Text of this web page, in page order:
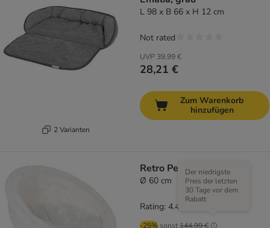
2 Varianten
L 98 x B 66 x H 12 cm
UVP 39,99 €
28,21 €
Not rated
Zum Warenkorb
hinzufügen
Retro Pet Nest White
Ø 60 cm
-25% sonst144,99 €
Der niedrigste
Preis der letzten
30 Tage vor dem
Rabatt
Rating: 4.4/5